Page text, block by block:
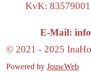
KvK:
E-Mail:
© 2021 - 2025
Powered by JouwWeb